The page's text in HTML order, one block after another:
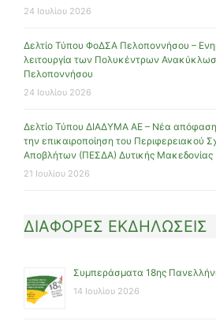
24 Ιουλίου 2026
Δελτίο Τύπου ΦοΔΣΑ Πελοποννήσου –
λειτουργία των Πολυκέντρων
Πελοποννήσου
24 Ιουλίου 2026
Δελτίο Τύπου ΔΙΑΔΥΜΑ ΑΕ – Νέα
την επικαιροποίηση του Περιφερειακού
Αποβλήτων (ΠΕΣΔΑ) Δυτικής Μακεδονίας
21 Ιουλίου 2026
ΔΙΑΦΟΡΕΣ ΕΚΔΗΛΩΣΕΙΣ
Συμπεράσματα 18ης
14 Ιουλίου 2026